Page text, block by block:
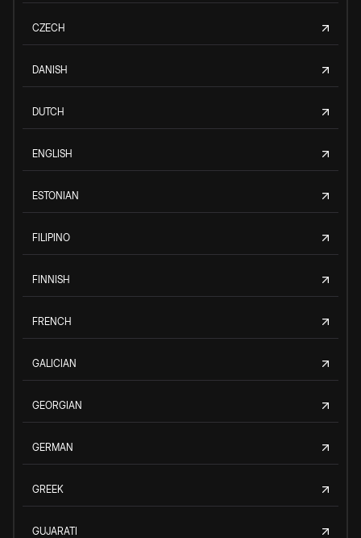
CZECH
DANISH
DUTCH
ENGLISH
ESTONIAN
FILIPINO
FINNISH
FRENCH
GALICIAN
GEORGIAN
GERMAN
GREEK
GUJARATI